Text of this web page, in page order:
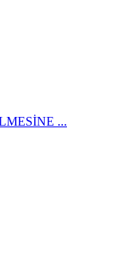
...